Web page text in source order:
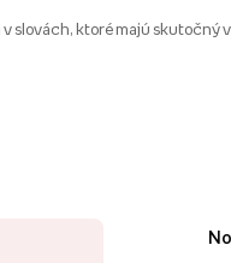
slovách, ktoré majú skutočný